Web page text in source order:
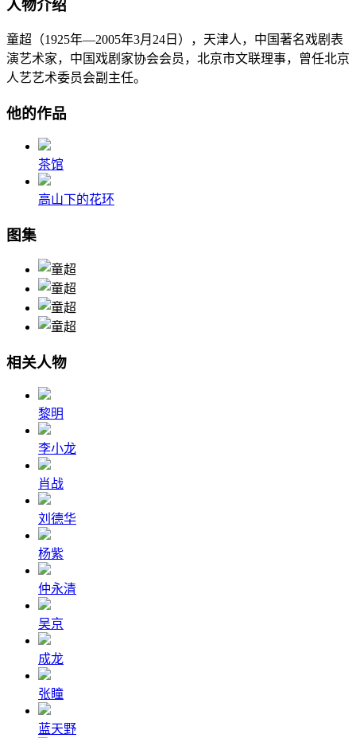
人物介绍
童超（1925年—2005年3月24日），天津人，中国著名戏剧表
演艺术家，中国戏剧家协会会员，北京市文联理事，曾任北京
人艺艺术委员会副主任。
他的作品
茶馆
高山下的花环
图集
相关人物
黎明
李小龙
肖战
刘德华
杨紫
仲永清
吴京
成龙
张瞳
蓝天野